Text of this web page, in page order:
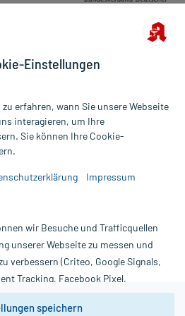
ggf. zzgl. Versandkosten
werden ausschließlich für
durch einen Arzt. Bitte
können. | Diese Webseite benutzt
bitte dazu die wichtigen Hinweise in
Für den Widerruf einer Bestellung
Einstellungen
erfahren, wann Sie unsere Webseite
interagieren, um Ihre
Sie können Ihre Cookie-
Impressum
wir Besuche und Trafficquellen
unserer Webseite zu messen und
verbessern (Criteo, Google Signals,
Tracking, Facebook Pixel,
speichern